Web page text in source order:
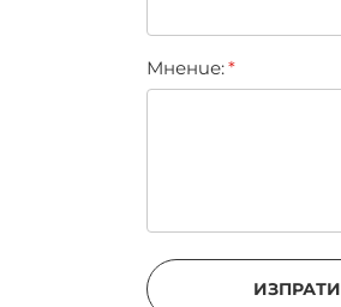
Мнение:
ИЗПРАТИ